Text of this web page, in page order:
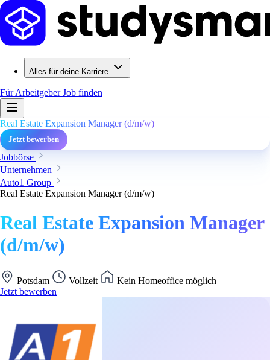
Alles für deine Karriere
Für ArbeitgeberJob finden
Real Estate Expansion Manager (d/m/w)
Jetzt bewerben
Jobbörse
Unternehmen
Auto1 Group
Real Estate Expansion Manager (d/m/w)
Real Estate Expansion Manager
(d/m/w)
Potsdam Vollzeit
Kein Homeoffice möglich
Jetzt bewerben